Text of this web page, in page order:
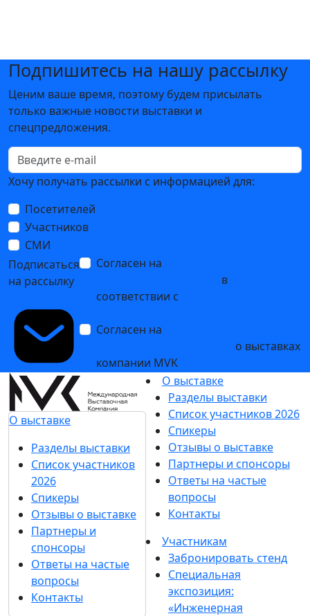
Подпишитесь на нашу рассылку
Ценим ваше время, поэтому будем присылать
только важные новости выставки и
спецпредложения.
Хочу получать рассылки с информацией для:
Посетителей
Участников
СМИ
Подписаться
на рассылку
Согласен на
в
соответствии с
Согласен на
о выставках
компании MVK
О выставке
Разделы выставки
Список участников
2026
Спикеры
Отзывы о выставке
Партнеры и
спонсоры
Ответы на частые
вопросы
Контакты
О выставке
Разделы выставки
Список участников 2026
Спикеры
Отзывы о выставке
Партнеры и спонсоры
Ответы на частые
вопросы
Контакты
Участникам
Забронировать стенд
Специальная
экспозиция:
«Инженерная